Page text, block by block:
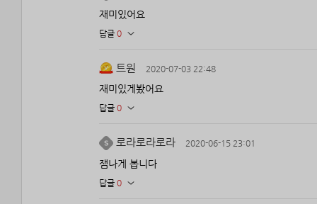
재미있어요
답글 0
트원 2020-07-03 22:48
재미있게봤어요
답글 0
로라로라로라 2020-06-15 23:01
잼나게 봅니다
답글 0